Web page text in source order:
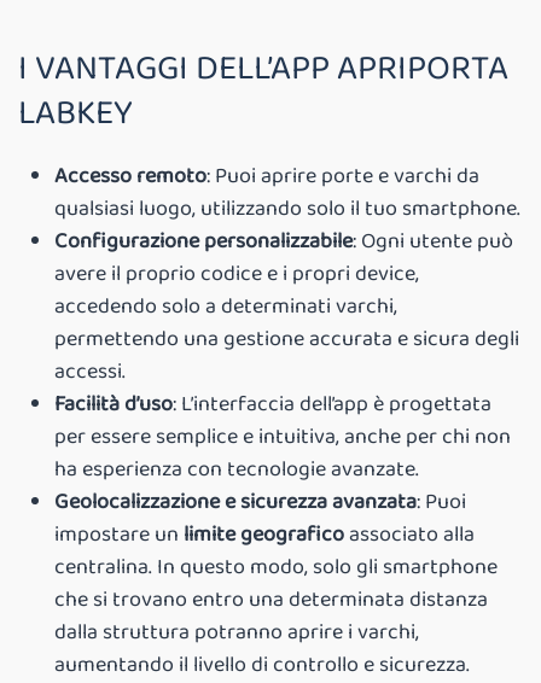
I VANTAGGI DELL’APP APRIPORTA
LABKEY
Accesso remoto: Puoi aprire porte e varchi da
qualsiasi luogo, utilizzando solo il tuo smartphone.
Configurazione personalizzabile: Ogni utente può
avere il proprio codice e i propri device,
accedendo solo a determinati varchi,
permettendo una gestione accurata e sicura degli
accessi.
Facilità d’uso: L’interfaccia dell’app è progettata
per essere semplice e intuitiva, anche per chi non
ha esperienza con tecnologie avanzate.
Geolocalizzazione e sicurezza avanzata: Puoi
impostare un limite geograficoassociato alla
centralina. In questo modo, solo gli smartphone
che si trovano entro una determinata distanza
dalla struttura potranno aprire i varchi,
aumentando il livello di controllo e sicurezza.